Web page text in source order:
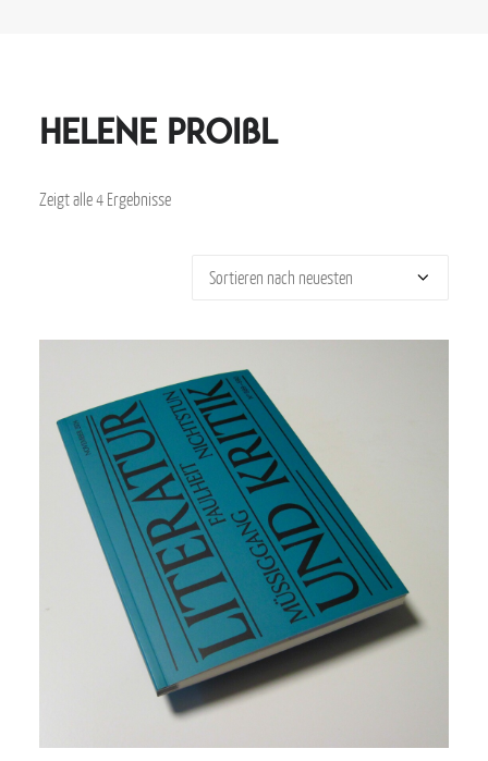
Helene Proißl
Zeigt alle 4 Ergebnisse